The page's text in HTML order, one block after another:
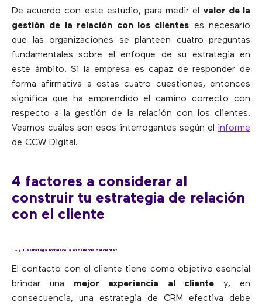
De acuerdo con este estudio, para medir el valor de la
gestión de la relación con los clientes es necesario
que las organizaciones se planteen cuatro preguntas
fundamentales sobre el enfoque de su estrategia en
este ámbito. Si la empresa es capaz de responder de
forma afirmativa a estas cuatro cuestiones, entonces
significa que ha emprendido el camino correcto con
respecto a la gestión de la relación con los clientes.
Veamos cuáles son esos interrogantes según el informe
de CCW Digital.
4 factores a considerar al
construir tu estrategia de relación
con el cliente
1.- ¿Tu estrategia fortalece la experiencia del cliente?
El contacto con el cliente tiene como objetivo esencial
brindar una mejor experiencia al clientey, en
consecuencia, una estrategia de CRM efectiva debe